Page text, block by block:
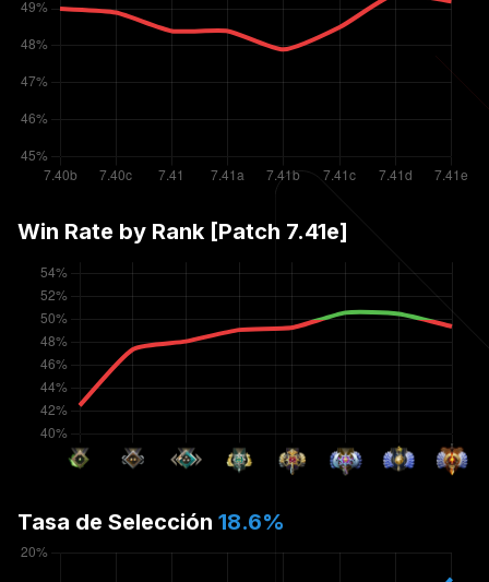
Win Rate by Rank [Patch 7.41e]
Tasa de Selección 18.6%